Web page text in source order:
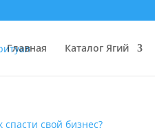
Главная Каталог Ягий